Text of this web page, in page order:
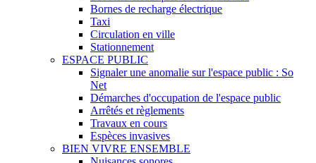
Bornes de recharge électrique
Taxi
Circulation en ville
Stationnement
ESPACE PUBLIC
Signaler une anomalie sur l'espace public : So
Net
Démarches d'occupation de l'espace public
Arrêtés et règlements
Travaux en cours
Espèces invasives
BIEN VIVRE ENSEMBLE